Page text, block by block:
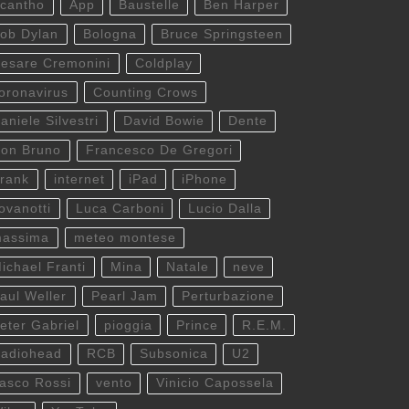
App Baustelle Ben Harper
Dylan Bologna Bruce Springsteen
Cremonini Coldplay
Counting Crows
Silvestri David Bowie Dente
Bruno Francesco De Gregori
internet iPad iPhone
Luca Carboni Lucio Dalla
meteo montese
Franti Mina Natale neve
Weller Pearl Jam Perturbazione
Gabriel pioggia Prince R.E.M.
RCB Subsonica U2
Rossi vento Vinicio Capossela